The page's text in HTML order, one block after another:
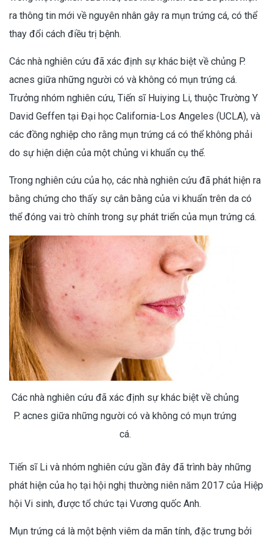
ra thông tin mới về nguyên nhân gây ra mụn trứng cá, có thể
thay đổi cách điều trị bệnh.
Các nhà nghiên cứu đã xác định sự khác biệt về chủng P.
acnes giữa những người có và không có mụn trứng cá.
Trưởng nhóm nghiên cứu, Tiến sĩ Huiying Li, thuộc Trường Y
David Geffen tại Đại học California-Los Angeles (UCLA), và
các đồng nghiệp cho rằng mụn trứng cá có thể không phải
do sự hiện diện của một chủng vi khuẩn cụ thể.
Trong nghiên cứu của họ, các nhà nghiên cứu đã phát hiện ra
bằng chứng cho thấy sự cân bằng của vi khuẩn trên da có
thể đóng vai trò chính trong sự phát triển của mụn trứng cá.
Các nhà nghiên cứu đã xác định sự khác biệt về chủng
P. acnes giữa những người có và không có mụn trứng
cá.
Tiến sĩ Li và nhóm nghiên cứu gần đây đã trình bày những
phát hiện của họ tại hội nghị thường niên năm 2017 của Hiệp
hội Vi sinh, được tổ chức tại Vương quốc Anh.
Mụn trứng cá là một bệnh viêm da mãn tính, đặc trưng bởi